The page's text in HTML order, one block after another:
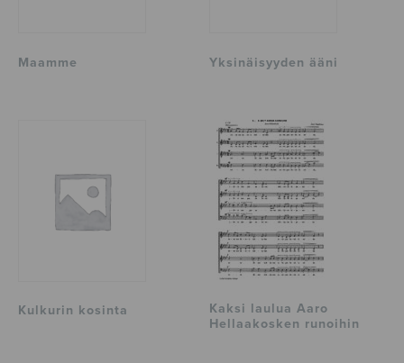
Maamme Yksinäisyyden ääni
Kulkurin kosinta
Kaksi laulua Aaro
Hellaakosken runoihin